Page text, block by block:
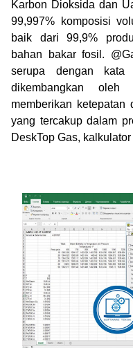
Karbon Dioksida dan
99,997% komposisi
baik dari 99,9%
bahan bakar fosil.
serupa dengan kata
dikembangkan oleh
memberikan
yang tercakup dalam
DeskTop Gas,